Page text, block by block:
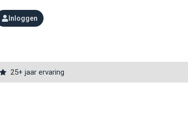
Inloggen
25+ jaar ervaring